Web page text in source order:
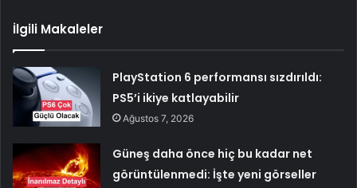
İlgili Makaleler
PlayStation 6 performansı sızdırıldı:
PS5’i ikiye katlayabilir
Ağustos 7, 2026
Güneş daha önce hiç bu kadar net
görüntülenmedi: İşte yeni görseller